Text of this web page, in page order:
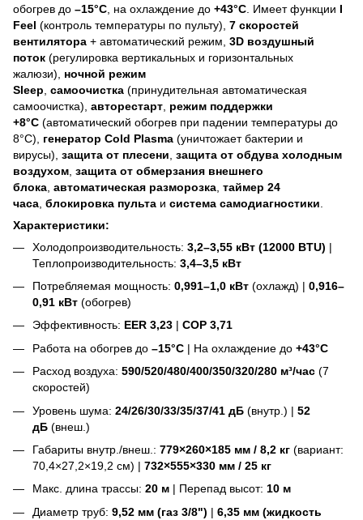
обогрев до –15°C , на охлаждение до +43°C . Имеет функции I
Feel (контроль температуры по пульту), 7 скоростей
вентилятора + автоматический режим, 3D воздушный
поток (регулировка вертикальных и горизонтальных
жалюзи), ночной режим
Sleep самоочистка (принудительная автоматическая
самоочистка), авторестарт режим поддержки
+8°C (автоматический обогрев при падении температуры до
8°C), генератор Cold Plasma (уничтожает бактерии и
вирусы), защита от плесени защита от обдува холодным
воздухом защита от обмерзания внешнего
блока автоматическая разморозка таймер 24
часа блокировка пульта и система самодиагностики
Характеристики:
Холодопроизводительность: 3,2–3,55 кВт (12000 BTU) |
Теплопроизводительность: 3,4–3,5 кВт
Потребляемая мощность: 0,991–1,0 кВт (охлажд) | 0,916–
0,91 кВт (обогрев)
Эффективность: EER 3,23 | COP 3,71
Работа на обогрев до –15°C | На охлаждение до +43°C
Расход воздуха: 590/520/480/400/350/320/280 м³/час (7
скоростей)
Уровень шума: 24/26/30/33/35/37/41 дБ (внутр.) | 52
дБ (внеш.)
Габариты внутр./внеш.: 779×260×185 мм / 8,2 кг (вариант:
70,4×27,2×19,2 см) | 732×555×330 мм / 25 кг
Макс. длина трассы: 20 м | Перепад высот: 10 м
Диаметр труб: 9,52 мм (газ 3/8") | 6,35 мм (жидкость